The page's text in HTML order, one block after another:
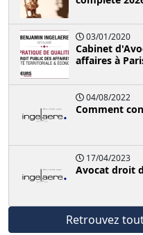
03/01/2020
Cabinet
affaires à
04/08/2022
Comment
17/04/2023
Avocat droit
Retrouvez